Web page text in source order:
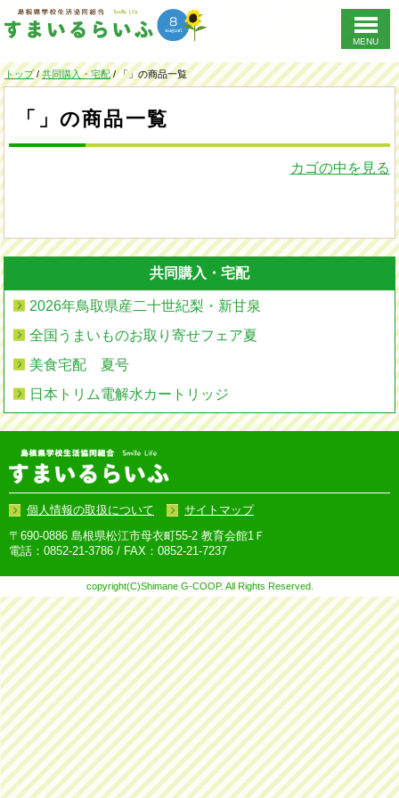
このページの本文へ
MENU
現
在
トップ/共同購入・宅配/「」の商品一覧
「」の商品一覧
カゴの中を見る
共同購入・宅配
2026年鳥取県産二十世紀梨・新甘泉
全国うまいものお取り寄せフェア夏
美食宅配 夏号
日本トリム電解水カートリッジ
個人情報の取扱について
サイトマップ
〒690-0886 島根県松江市母衣町55-2 教育会館1Ｆ
電話：0852-21-3786 / FAX：0852-21-7237
copyright(C)Shimane G-COOP. All Rights Reserved.